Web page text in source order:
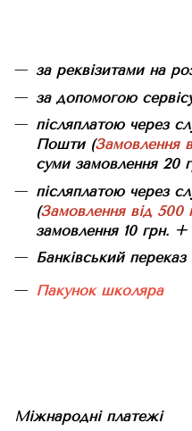
за реквізитами на
за допомогою
післяплатою через
Пошти (Замовлення
суми замовлення 20
післяплатою через
(Замовлення від 500
замовлення 10 грн. +
Банківський
Пакунок школяра
Міжнародні платежі